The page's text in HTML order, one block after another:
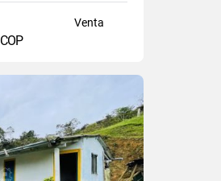
Venta
COP